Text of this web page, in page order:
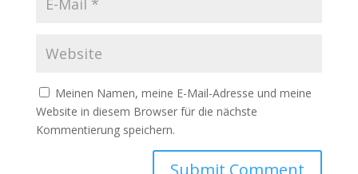
Meinen Namen, meine E-Mail-Adresse und meine
Website in diesem Browser für die nächste
Kommentierung speichern.